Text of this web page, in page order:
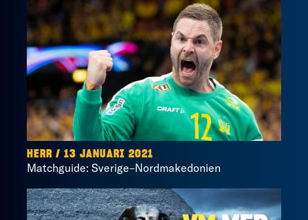
HERR / 13 JANUARI 2021
Matchguide: Sverige–Nordmakedonien